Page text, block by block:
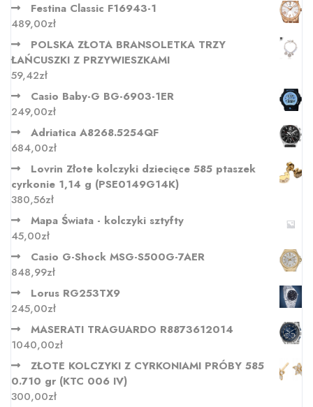
Festina Classic F16943-1
489,00zł
POLSKA ZŁOTA BRANSOLETKA TRZY
ŁAŃCUSZKI Z PRZYWIESZKAMI
59,42zł
Casio Baby-G BG-6903-1ER
249,00zł
Adriatica A8268.5254QF
684,00zł
Lovrin Złote kolczyki dziecięce 585 ptaszek
cyrkonie 1,14 g (PSE0149G14K)
380,56zł
Mapa Świata - kolczyki sztyfty
45,00zł
Casio G-Shock MSG-S500G-7AER
848,99zł
Lorus RG253TX9
245,00zł
MASERATI TRAGUARDO R8873612014
1040,00zł
ZŁOTE KOLCZYKI Z CYRKONIAMI PRÓBY 585
0.710 gr (KTC 006 IV)
300,00zł